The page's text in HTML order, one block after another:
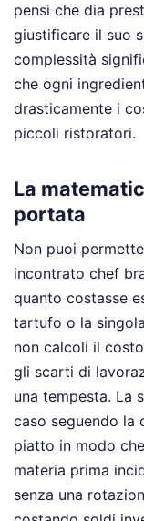
pensi che dia
giustificare il suo
complessità
che ogni
drasticamente i
piccoli ristoratori.
La
portata
Non puoi
incontrato chef
quanto costasse
tartufo o la
non calcoli il
gli scarti di
una tempesta. La
caso seguendo la
piatto in modo
materia prima
senza una